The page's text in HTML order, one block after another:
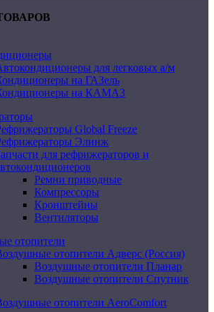
для легковых а/м
на ГАЗель
на КАМАЗ
Global Freeze
Элинж
для рефрижераторов и
Ремни приводные
Компрессоры
Кронштейны
Вентиляторы
отопители
отопители Адверс (Россия)
Воздушные отопители Планар
Воздушные отопители Спутник
отопители AeroComfort